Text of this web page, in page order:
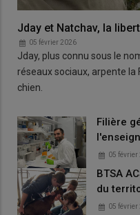
Jday et Natchav, la
05 février 2026
Jday, plus connu sous le
réseaux sociaux, arpente
chien.
Filière
05 février
BTSA
du
05 février